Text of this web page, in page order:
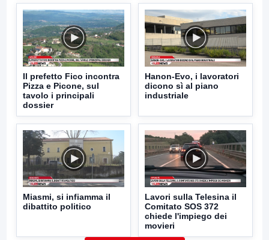
Il prefetto Fico incontra
Pizza e Picone, sul
tavolo i principali
dossier
Hanon-Evo, i lavoratori
dicono sì al piano
industriale
Miasmi, si infiamma il
dibattito politico
Lavori sulla Telesina il
Comitato SOS 372
chiede l'impiego dei
movieri